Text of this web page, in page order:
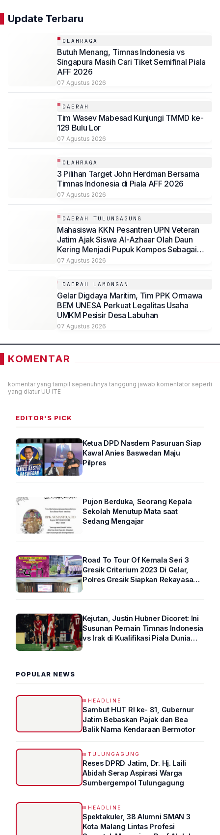
Update Terbaru
OLAHRAGA
Butuh Menang, Timnas Indonesia vs
Singapura Masih Cari Tiket Semifinal Piala
AFF 2026
07 Agustus 2026
DAERAH
Tim Wasev Mabesad Kunjungi TMMD ke-
129 Bulu Lor
07 Agustus 2026
OLAHRAGA
3 Pilihan Target John Herdman Bersama
Timnas Indonesia di Piala AFF 2026
07 Agustus 2026
DAERAH TULUNGAGUNG
Mahasiswa KKN Pesantren UPN Veteran
Jatim Ajak Siswa Al-Azhaar Olah Daun
Kering Menjadi Pupuk Kompos Sebagai
Solusi Ramah Lingkungan
07 Agustus 2026
DAERAH LAMONGAN
Gelar Digdaya Maritim, Tim PPK Ormawa
BEM UNESA Perkuat Legalitas Usaha
UMKM Pesisir Desa Labuhan
07 Agustus 2026
KOMENTAR
komentar yang tampil sepenuhnya tanggung jawab komentator seperti
yang diatur UU ITE
EDITOR'S PICK
Ketua DPD Nasdem Pasuruan Siap
Kawal Anies Baswedan Maju
Pilpres
Pujon Berduka, Seorang Kepala
Sekolah Menutup Mata saat
Sedang Mengajar
Road To Tour Of Kemala Seri 3
Gresik Criterium 2023 Di Gelar,
Polres Gresik Siapkan Rekayasa
Kejutan, Justin Hubner Dicoret: Ini
Susunan Pemain Timnas Indonesia
vs Irak di Kualifikasi Piala Dunia
POPULAR NEWS
HEADLINE
Sambut HUT RI ke- 81, Gubernur
Jatim Bebaskan Pajak dan Bea
Balik Nama Kendaraan Bermotor
TULUNGAGUNG
Reses DPRD Jatim, Dr. Hj. Laili
Abidah Serap Aspirasi Warga
Sumbergempol Tulungagung
HEADLINE
Spektakuler, 38 Alumni SMAN 3
Kota Malang Lintas Profesi